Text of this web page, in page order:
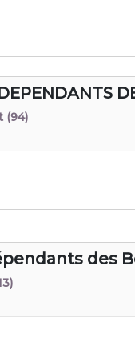
(94)
des